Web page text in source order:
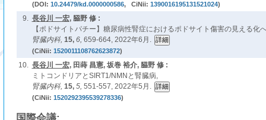
(DOI: 10.24479/kd.0000000586, CiNii: 1390016195131521024)
9. 長谷川 一宏, 𦚰野 修 :
【ポドサイトパチー】糖尿病性腎症におけるポドサイト傷害の見える化
腎臓内科, 15, 6, 659-664, 2022年6月.
(CiNii: 1520011108762623872)
10. 長谷川 一宏, 田蒔 昌憲, 坂巻 裕介, 𦚰野 修 :
ミトコンドリアとSIRT1/NMNと腎臓病,
腎臓内科, 15, 5, 551-557, 2022年5月.
(CiNii: 1520292395539278336)
国際会議: